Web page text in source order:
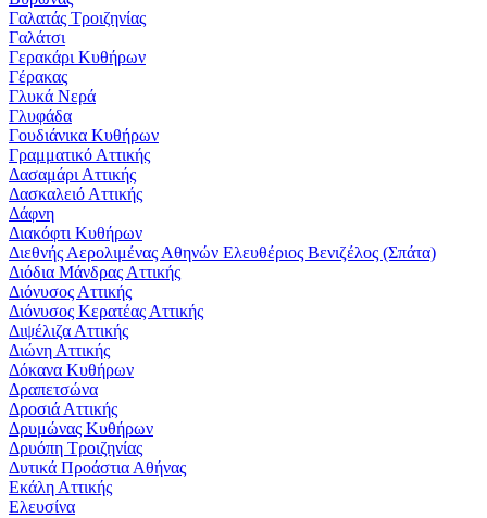
Γαλατάς Τροιζηνίας
Γαλάτσι
Γερακάρι Κυθήρων
Γέρακας
Γλυκά Νερά
Γλυφάδα
Γουδιάνικα Κυθήρων
Γραμματικό Αττικής
Δασαμάρι Αττικής
Δασκαλειό Αττικής
Δάφνη
Διακόφτι Κυθήρων
Διεθνής Αερολιμένας Αθηνών Ελευθέριος Βενιζέλος (Σπάτα)
Διόδια Μάνδρας Αττικής
Διόνυσος Αττικής
Διόνυσος Κερατέας Αττικής
Διψέλιζα Αττικής
Διώνη Αττικής
Δόκανα Κυθήρων
Δραπετσώνα
Δροσιά Αττικής
Δρυμώνας Κυθήρων
Δρυόπη Τροιζηνίας
Δυτικά Προάστια Αθήνας
Εκάλη Αττικής
Ελευσίνα